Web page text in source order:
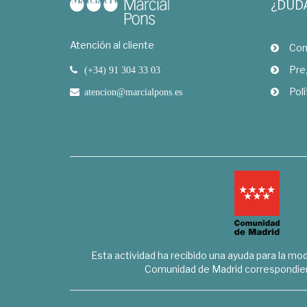
Atención al cliente
(+34) 91 304 33 03
atencion@marcialpons.es
Esta actividad ha recibido una ayuda para la
Comunidad de Madrid